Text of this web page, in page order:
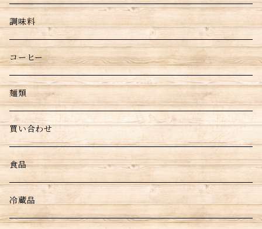
調味料
コーヒー
麺類
買い合わせ
食品
冷蔵品